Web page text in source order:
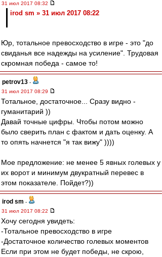
31 июл 2017 08:32
irod sm » 31 июл 2017 08:22
Юр, тотальное превосходство в игре - это "до
свиданья все надежды на усиление". Трудовая
скромная победа - самое то!
petrov13 -
31 июл 2017 08:29
Тотальное, достаточное... Сразу видно -
гуманитарий ))
Давай точные цифры. Чтобы потом можно
было сверить план с фактом и дать оценку. А
то опять начнется "я так вижу" ))))
Мое предложение: не менее 5 явных голевых у
их ворот и минимум двукратный перевес в
этом показателе. Пойдет?))
irod sm -
31 июл 2017 08:22
Хочу сегодня увидеть:
-Тотальное превосходство в игре
-Достаточное количество голевых моментов
Если при этом не будет победы, не скрою,